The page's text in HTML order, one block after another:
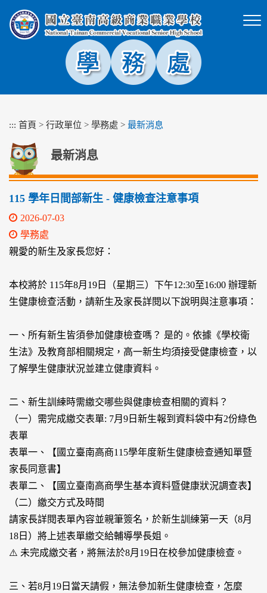
塊
::: 首頁 > 行政單位 > 學務處 > 最新消息
最新消息
115 學年日間部新生 - 健康檢查注意事項
2026-07-03
學務處
親愛的新生及家長您好：
本校將於 115年8月19日（星期三）下午12:30至16:00 辦理新
生健康檢查活動，請新生及家長詳閱以下說明與注意事項：
一、所有新生皆須參加健康檢查嗎？ 是的。依據《學校衛
生法》及教育部相關規定，高一新生均須接受健康檢查，以
了解學生健康狀況並建立健康資料。
二、新生訓練時需繳交哪些與健康檢查相關的資料？
（一）需完成繳交表單: 7月9日新生報到資料袋中有2份綠色
表單
表單一、【國立臺南高商115學年度新生健康檢查通知單暨
家長同意書】
表單二、【國立臺南高商學生基本資料暨健康狀況調查表】
（二）繳交方式及時間
請家長詳閱表單內容並親筆簽名，於新生訓練第一天（8月
18日）將上述表單繳交給輔導學長姐。
⚠️ 未完成繳交者，將無法於8月19日在校參加健康檢查。
三、若8月19日當天請假，無法參加新生健康檢查，怎麼